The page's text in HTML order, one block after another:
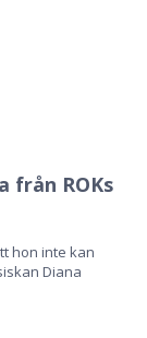
från ROKs
hon inte kan
Diana